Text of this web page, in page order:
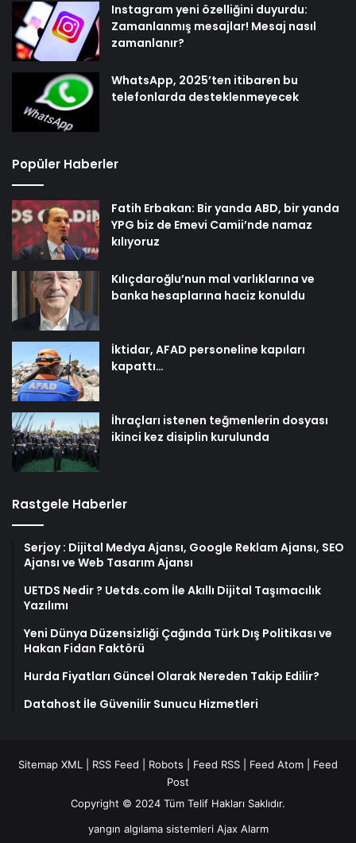
Instagram yeni özelliğini duyurdu:
Zamanlanmış mesajlar! Mesaj nasıl
zamanlanır?
WhatsApp, 2025’ten itibaren bu
telefonlarda desteklenmeyecek
Popüler Haberler
Fatih Erbakan: Bir yanda ABD, bir yanda
YPG biz de Emevi Camii’nde namaz
kılıyoruz
Kılıçdaroğlu’nun mal varlıklarına ve
banka hesaplarına haciz konuldu
İktidar, AFAD personeline kapıları
kapattı…
İhraçları istenen teğmenlerin dosyası
ikinci kez disiplin kurulunda
Rastgele Haberler
Serjoy : Dijital Medya Ajansı, Google Reklam Ajansı, SEO
Ajansı ve Web Tasarım Ajansı
UETDS Nedir ? Uetds.com İle Akıllı Dijital Taşımacılık
Yazılımı
Yeni Dünya Düzensizliği Çağında Türk Dış Politikası ve
Hakan Fidan Faktörü
Hurda Fiyatları Güncel Olarak Nereden Takip Edilir?
Datahost İle Güvenilir Sunucu Hizmetleri
Sitemap XML RSS Feed Robots Feed RSS Feed Atom
Feed
Post
Copyright © 2024 Tüm Telif Hakları Saklıdır.
yangın algılama sistemleri Ajax Alarm